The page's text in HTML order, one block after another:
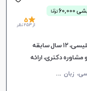
توما
ن
5
از 253 نظر
نمره پایان‌نامه ۲۰ در کارشناسی ارشد ادبیات انگلیسی، ۱۲ سال سابقه
دکتری، ارائه
آ
یلتس، مکالمه زبان انگلیسی، زبان انگلیسی عمومی، گرامر زبان انگلیسی، زبان انگلیسی بریتیش، زبان انگلیسی آمریکایی، زبان انگلیسی کنکور سراسری، زبان انگلیسی کنکور ارشد، زبان انگلیسی کنکور کاردانی